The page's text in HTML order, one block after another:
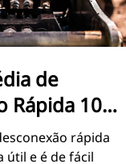
de
Rápida 10
rápida
útil e é de fácil